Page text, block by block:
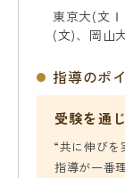
東京大(文Ⅰ
(文)、岡山
指導のポ
受験を通
“共に伸び
指導が一番